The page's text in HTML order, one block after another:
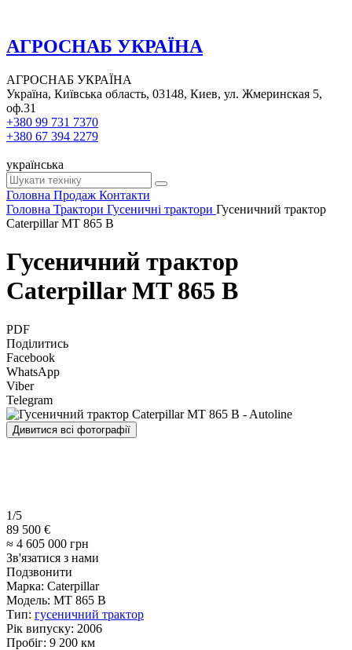
АГРОСНАБ УКРАЇНА
АГРОСНАБ УКРАЇНА
Україна, Київська область, 03148, Киев, ул. Жмеринская 5,
оф.31
+380 99 731 7370
+380 67 394 2279
українська
Головна Продаж Контакти
Головна Трактори Гусеничні трактори Гусеничний трактор
Caterpillar MT 865 B
Гусеничний трактор
Caterpillar MT 865 B
PDF
Поділитись
Facebook
WhatsApp
Viber
Telegram
Дивитися всі фотографії
1/5
89 500 €
≈ 4 605 000 грн
Зв'язатися з нами
Подзвонити
Марка: Caterpillar
Модель: MT 865 B
Тип: гусеничний трактор
Рік випуску: 2006
Пробіг: 9 200 км